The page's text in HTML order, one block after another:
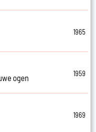
1965
ogen
1959
1969